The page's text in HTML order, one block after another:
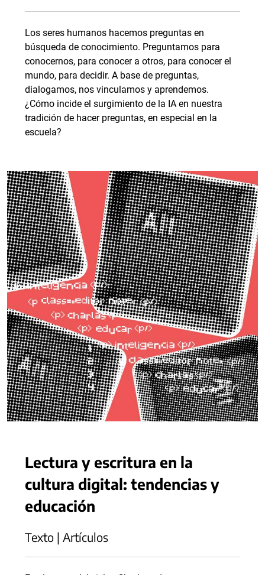
Los seres humanos hacemos preguntas en
búsqueda de conocimiento. Preguntamos para
conocernos, para conocer a otros, para conocer el
mundo, para decidir. A base de preguntas,
dialogamos, nos vinculamos y aprendemos.
¿Cómo incide el surgimiento de la IA en nuestra
tradición de hacer preguntas, en especial en la
escuela?
Lectura y escritura en la
cultura digital: tendencias y
educación
Texto | Artículos